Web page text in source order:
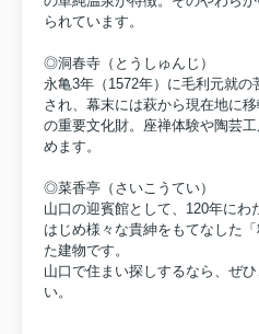
られています。
◎洞春寺（とうしゅんじ）
永亀3年（1572年）に毛利元就
され、幕末には萩から現在地に
の重要文化財。座禅体験や陶芸
めます。
◎菜香亭（さいこうてい）
山口の迎賓館として、120年にわ
はじめ様々な貴紳をもてなした
た建物です。
山口で住まい探しするなら、ぜ
い。